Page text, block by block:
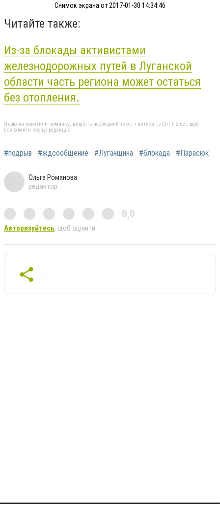
Снимок экрана от 2017-01-30 14:34:46
Читайте также:
Из-за блокады активистами
железнодорожных путей в Луганской
области часть региона может остаться
без отопления.
Якщо ви помітили помилку, виділіть необхідний текст і натисніть Ctrl + Enter, щоб
повідомити про це редакцію
#подрыв #ждсообщение #Луганщина #блокада #Парасюк
Ольга Романова
редактор
0,0
Авторизуйтесь, щоб оцінити